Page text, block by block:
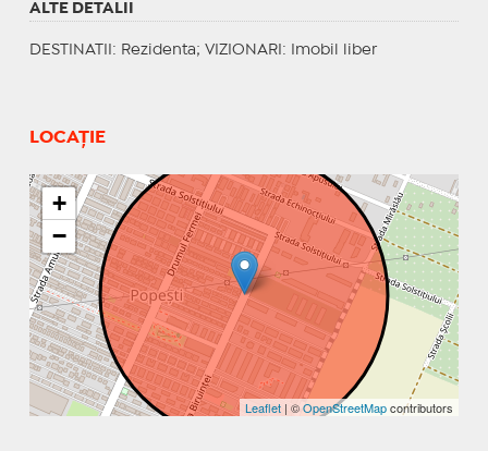
ALTE DETALII
DESTINATII : Rezidenta; VIZIONARI : Imobil liber
LOCAȚIE
+
−
Leaflet | ©OpenStreetMapcontributors